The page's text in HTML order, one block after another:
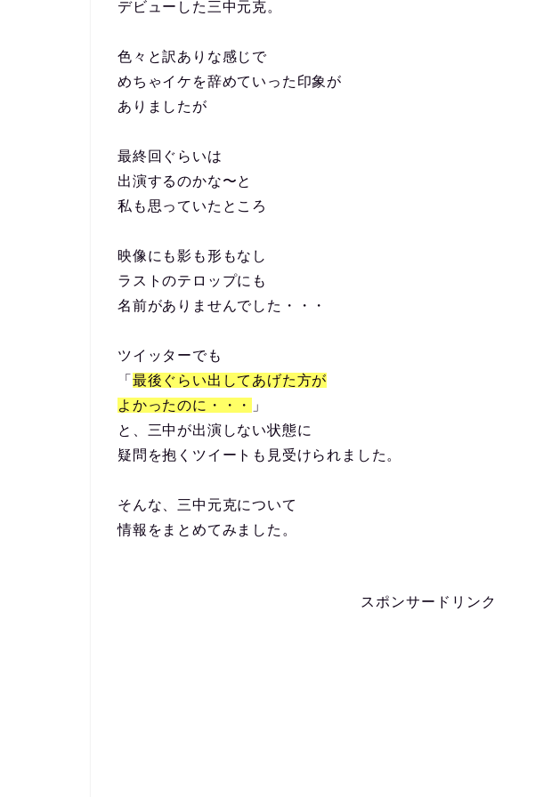
デビューした三中元克。
色々と訳ありな感じで
めちゃイケを辞めていった印象が
ありましたが
最終回ぐらいは
出演するのかな〜と
私も思っていたところ
映像にも影も形もなし
ラストのテロップにも
名前がありませんでした・・・
ツイッターでも
「 最後ぐらい出してあげた方が
よかったのに・・・
」
と、三中が出演しない状態に
疑問を抱くツイートも見受けられました。
そんな、三中元克について
情報をまとめてみました。
スポンサードリンク